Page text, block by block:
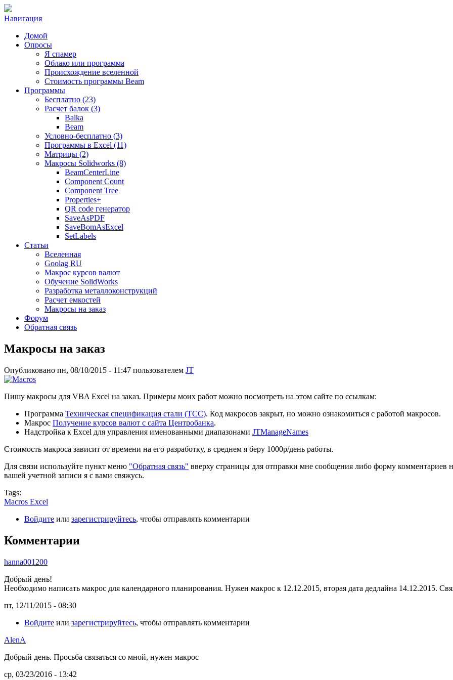
Навигация
Домой
Опросы
Я спамер
Облако или программа
Происхождение вселенной
Стоимость программы Beam
Программы
Бесплатно (23)
Расчет балок (3)
Balka
Beam
Условно-бесплатно (3)
Программы в Excel (11)
Матрицы (2)
Макросы Solidworks (8)
BeamCenterLine
Component Count
Component Tree
Properties+
QR code генератор
SaveAsPDF
SaveBomAsExcel
SetLabels
Статьи
Вселенная
Goolag RU
Макрос курсов валют
Обучение SolidWorks
Разработка металлоконструкций
Расчет емкостей
Макросы на заказ
Форум
Обратная связь
Макросы на заказ
Опубликовано пн, 08/10/2015 - 11:47 пользователем JT
Пишу макросы для VBA Excel на заказ. Примеры моих работ можно посмотреть на этом сайте по ссылкам:
Программа Техническая спецификация стали (ТСС). Код макросов закрыт, но можно ознакомиться с работой макросов.
Макрос Получение курсов валют с сайта Центробанка.
Надстройка к Excel для управления именованными диапазонами JTManageNames
Стоимость макроса зависит от времени на его разработку, в среднем я беру 1000р/день работы.
Для связи используйте пункт меню "Обратная связь" вверху страницы для отправки мне сообщения либо форму комментариев
вашей учетной записи я с вами свяжусь.
Tags:
Macros Excel
Войдите или зарегистрируйтесь, чтобы отправлять комментарии
Комментарии
hanna001200
Добрый день!
Необходимо написать макрос для календарного планирования. Нужен макрос к 12.12.2015, вторая дата дедлайна 14.12.2015.
пт, 12/11/2015 - 08:30
Войдите или зарегистрируйтесь, чтобы отправлять комментарии
AlenA
Добрый день. Просьба связаться со мной, нужен макрос
ср, 03/23/2016 - 13:42